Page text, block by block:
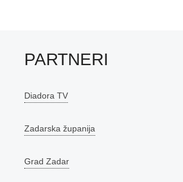
PARTNERI
Diadora TV
Zadarska županija
Grad Zadar